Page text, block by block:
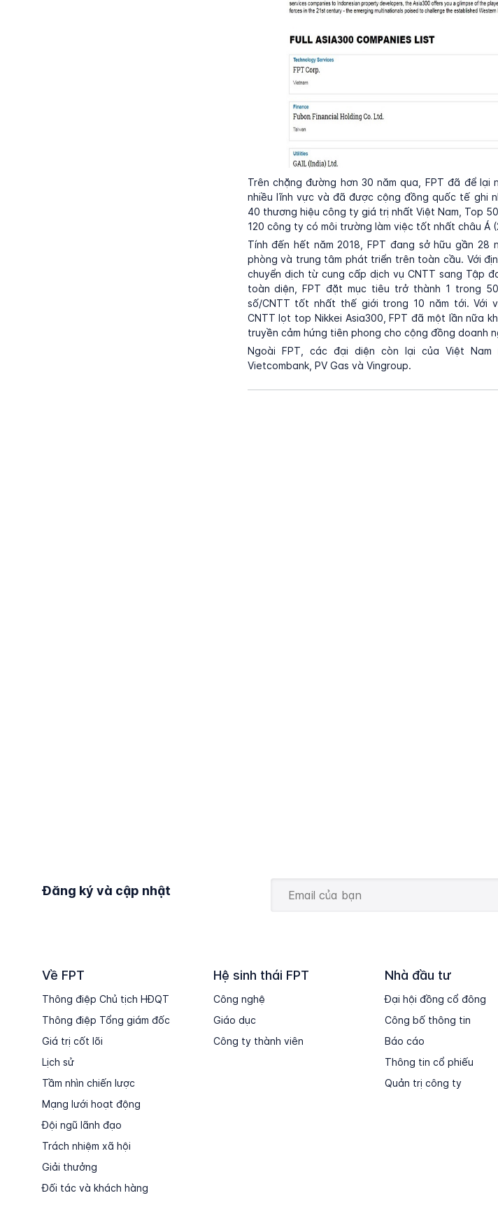
Trên chặng đường hơn 30 năm qua, FPT đã để lại
nhiều lĩnh vực và đã được cộng đồng quốc tế ghi
40 thương hiệu công ty giá trị nhất Việt Nam, Top
120 công ty có môi trường làm việc tốt nhất châu Á
Tính đến hết năm 2018, FPT đang sở hữu gần
phòng và trung tâm phát triển trên toàn cầu. Với
chuyển dịch từ cung cấp dịch vụ CNTT sang Tập
toàn diện, FPT đặt mục tiêu trở thành 1 trong
số/CNTT tốt nhất thế giới trong 10 năm tới. Với
CNTT lọt top Nikkei Asia300, FPT đã một lần nữa
truyền cảm hứng tiên phong cho cộng đồng doanh
Ngoài FPT, các đại diện còn lại của Việt Nam
Vietcombank, PV Gas và Vingroup.
Đăng ký và cập nhật
Về FPT
Thông điệp Chủ tịch HĐQT
Thông điệp Tổng giám đốc
Giá trị cốt lõi
Lịch sử
Tầm nhìn chiến lược
Mạng lưới hoạt động
Đội ngũ lãnh đạo
Trách nhiệm xã hội
Giải thưởng
Đối tác và khách hàng
Hệ sinh thái FPT
Công nghệ
Giáo dục
Công ty thành viên
Nhà đầu tư
Đại hội đồng cổ đông
Công bố thông tin
Báo cáo
Thông tin cổ phiếu
Quản trị công ty